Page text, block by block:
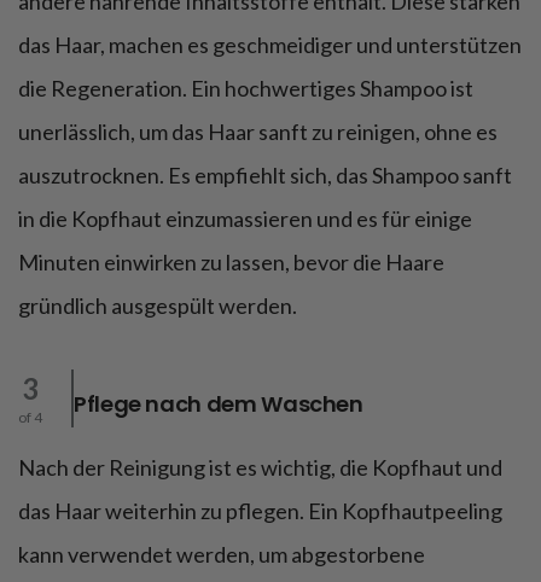
das Haar, machen es geschmeidiger und unterstützen
die Regeneration. Ein hochwertiges Shampoo ist
unerlässlich, um das Haar sanft zu reinigen, ohne es
auszutrocknen. Es empfiehlt sich, das Shampoo sanft
in die Kopfhaut einzumassieren und es für einige
Minuten einwirken zu lassen, bevor die Haare
gründlich ausgespült werden.
3
of 4 Pflege nach dem Waschen
Nach der Reinigung ist es wichtig, die Kopfhaut und
das Haar weiterhin zu pflegen. Ein Kopfhautpeeling
kann verwendet werden, um abgestorbene